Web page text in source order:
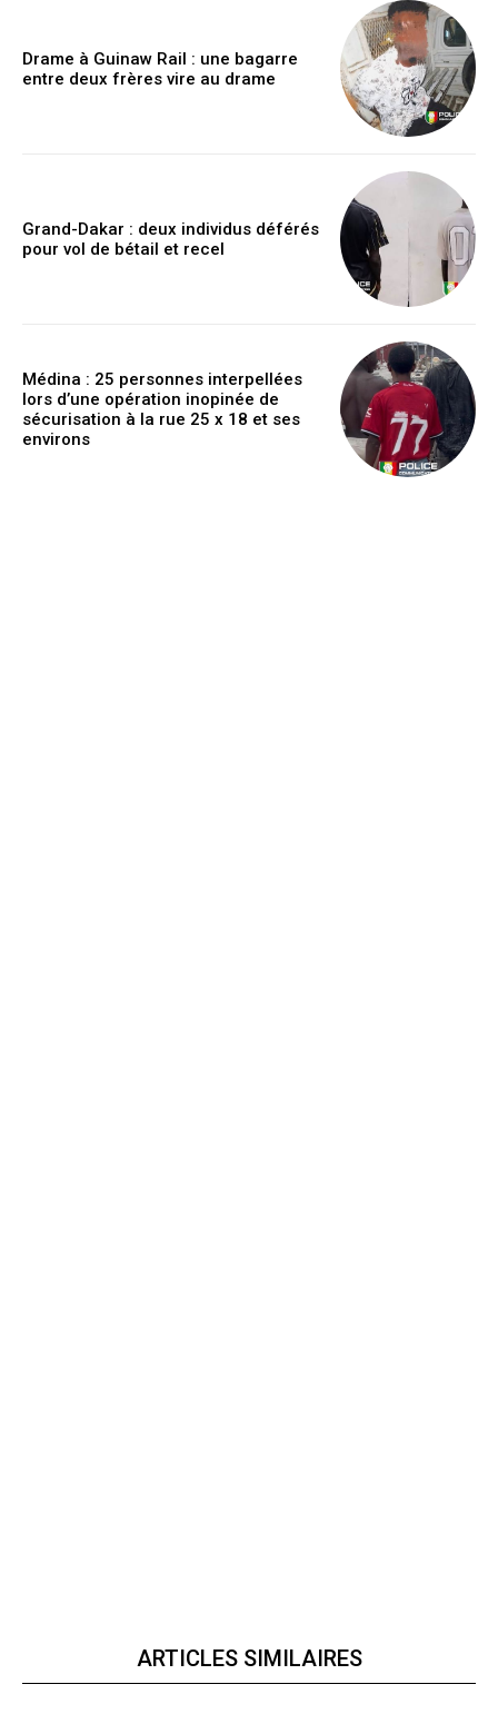
Drame à Guinaw Rail : une bagarre
entre deux frères vire au drame
Grand-Dakar : deux individus déférés
pour vol de bétail et recel
Médina : 25 personnes interpellées
lors d’une opération inopinée de
sécurisation à la rue 25 x 18 et ses
environs
ARTICLES SIMILAIRES